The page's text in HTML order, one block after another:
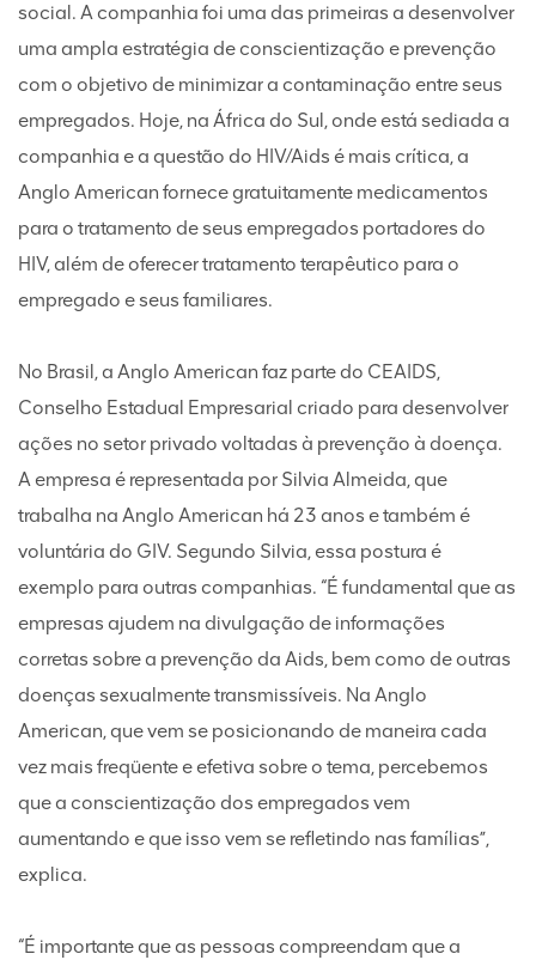
social. A companhia foi uma das primeiras a desenvolver
uma ampla estratégia de conscientização e prevenção
com o objetivo de minimizar a contaminação entre seus
empregados. Hoje, na África do Sul, onde está sediada a
companhia e a questão do HIV/Aids é mais crítica, a
Anglo American fornece gratuitamente medicamentos
para o tratamento de seus empregados portadores do
HIV, além de oferecer tratamento terapêutico para o
empregado e seus familiares.
No Brasil, a Anglo American faz parte do CEAIDS,
Conselho Estadual Empresarial criado para desenvolver
ações no setor privado voltadas à prevenção à doença.
A empresa é representada por Silvia Almeida, que
trabalha na Anglo American há 23 anos e também é
voluntária do GIV. Segundo Silvia, essa postura é
exemplo para outras companhias. “É fundamental que as
empresas ajudem na divulgação de informações
corretas sobre a prevenção da Aids, bem como de outras
doenças sexualmente transmissíveis. Na Anglo
American, que vem se posicionando de maneira cada
vez mais freqüente e efetiva sobre o tema, percebemos
que a conscientização dos empregados vem
aumentando e que isso vem se refletindo nas famílias”,
explica.
“É importante que as pessoas compreendam que a